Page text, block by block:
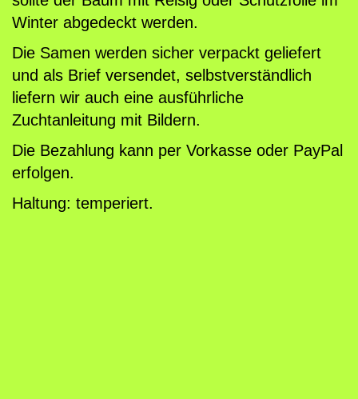
Winter abgedeckt werden.
Die Samen werden sicher verpackt geliefert
und als Brief versendet, selbstverständlich
liefern wir auch eine ausführliche
Zuchtanleitung mit Bildern.
Die Bezahlung kann per Vorkasse oder PayPal
erfolgen.
Haltung: temperiert.